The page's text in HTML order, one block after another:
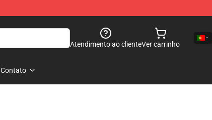
Atendimento ao clienteVer carrinho
Contato